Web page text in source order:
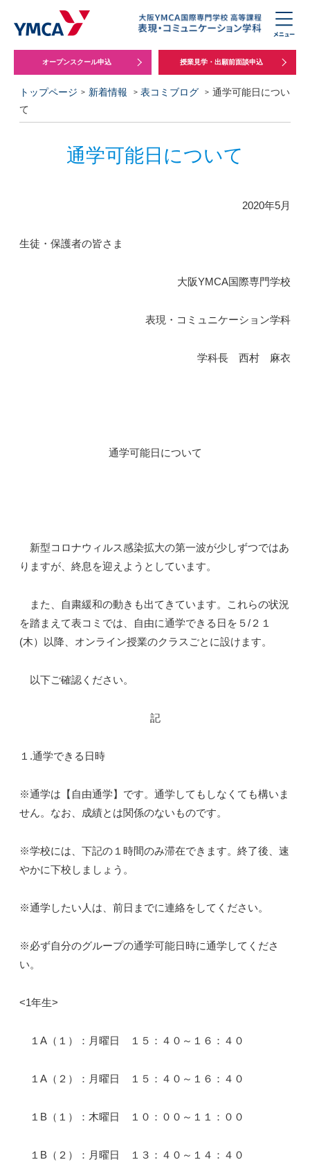
オープンスクール申込 授業見学・出願前面談申込
トップページ 新着情報 表コミブログ
通学可能日につい
て
通学可能日について
2020年5月
生徒・保護者の皆さま
大阪YMCA国際専門学校
表現・コミュニケーション学科
学科長 西村 麻衣
通学可能日について
新型コロナウィルス感染拡大の第一波が少しずつではあ
りますが、終息を迎えようとしています。
また、自粛緩和の動きも出てきています。これらの状況
を踏まえて表コミでは、自由に通学できる日を５/２１
(木）以降、オンライン授業のクラスごとに設けます。
以下ご確認ください。
記
１.通学できる日時
※通学は【自由通学】です。通学してもしなくても構いま
せん。なお、成績とは関係のないものです。
※学校には、下記の１時間のみ滞在できます。終了後、速
やかに下校しましょう。
※通学したい人は、前日までに連絡をしてください。
※必ず自分のグループの通学可能日時に通学してくださ
い。
<1年生>
１A（１）：月曜日 １５：４０～１６：４０
１A（２）：月曜日 １５：４０～１６：４０
１B（１）：木曜日 １０：００～１１：００
１B（２）：月曜日 １３：４０～１４：４０